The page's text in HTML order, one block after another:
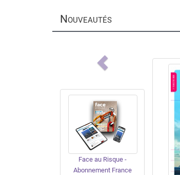
NOUVEAUTÉS
Face au Risque -
Abonnement France